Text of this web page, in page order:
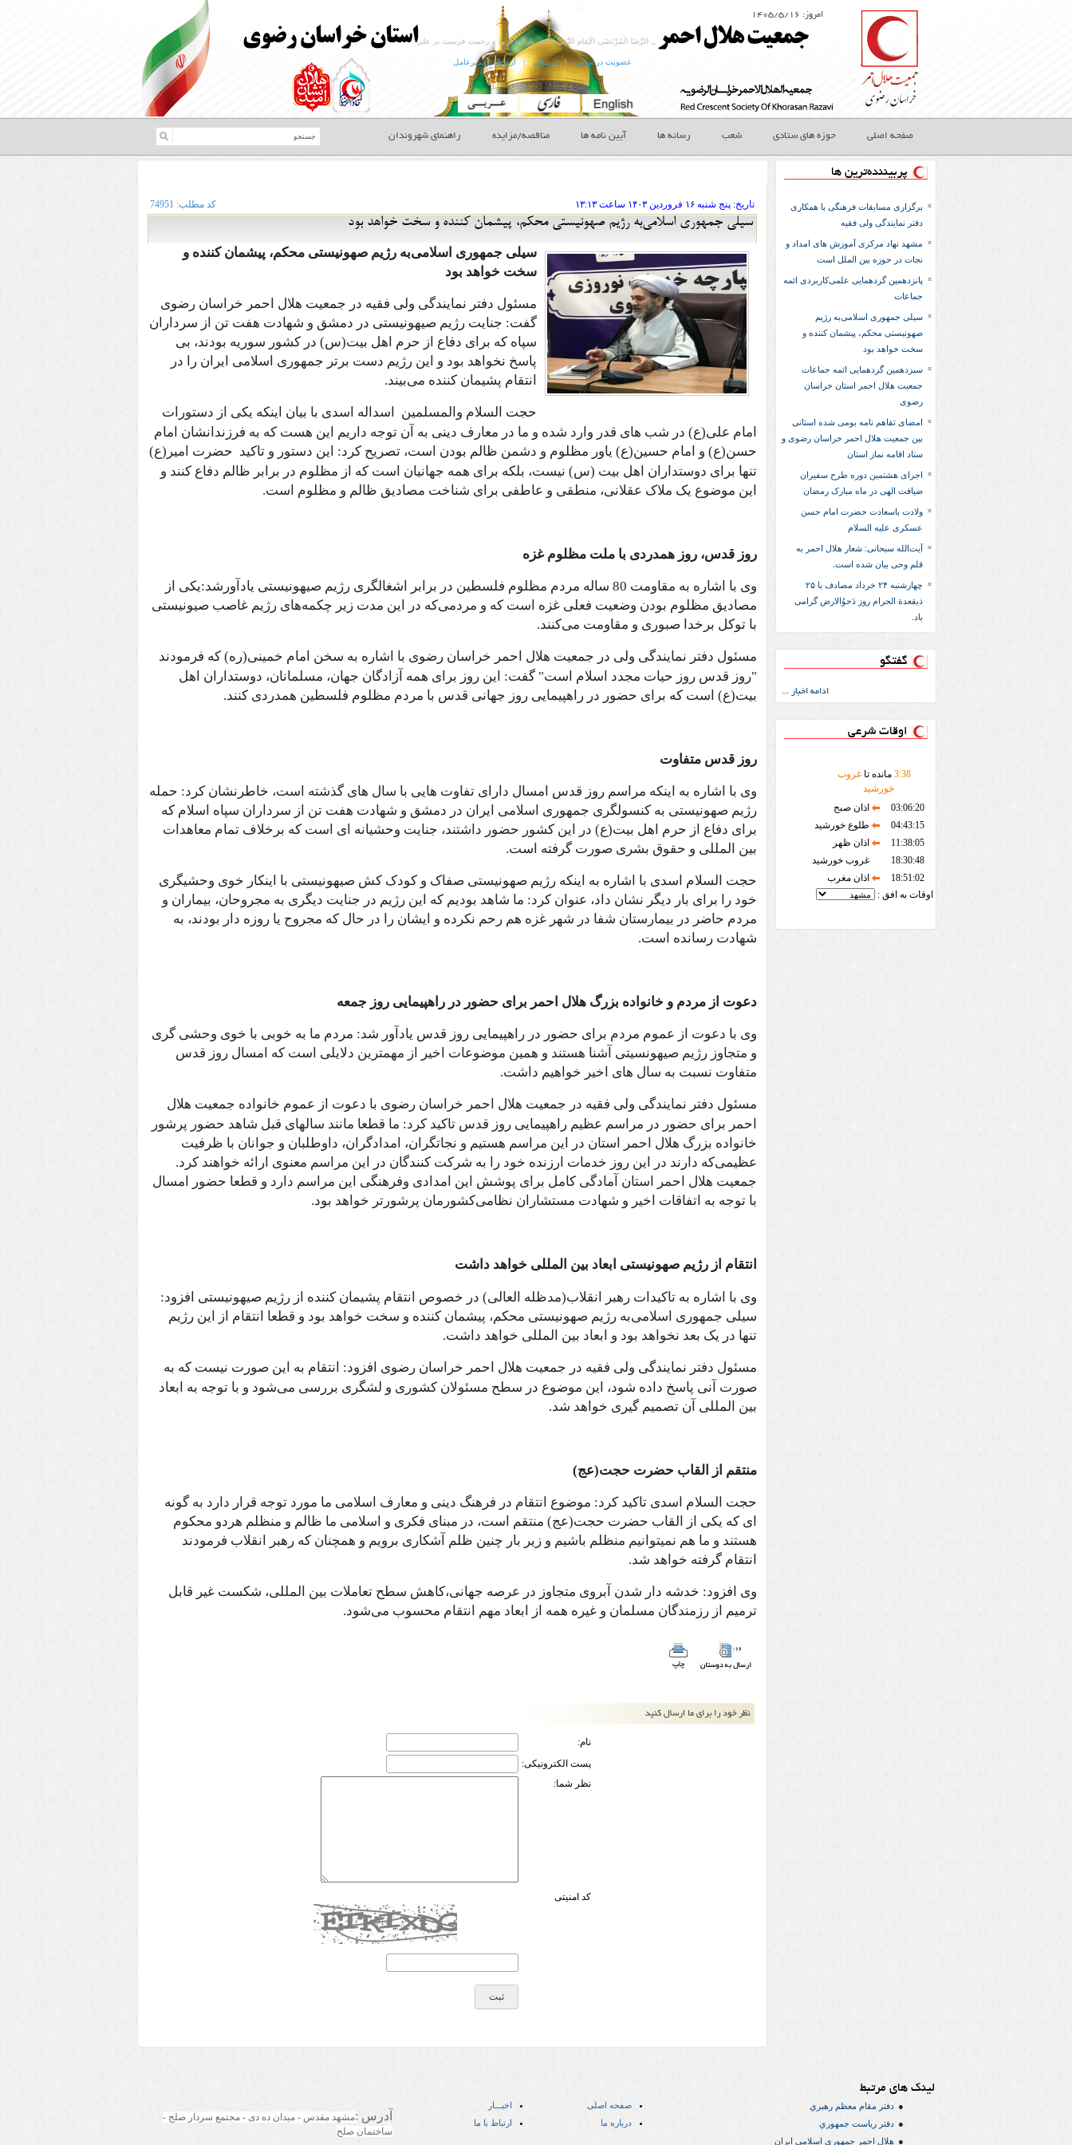
امروز: ۱۴۰۵/۵/۱۶
اللَّهُمَّ صَلِّ عَلَى عَلِيِّ بْنِ مُوسَى الرِّضَا الْمُرْتَضَى الْإِمَامِ التَّقِيِّ النَّقِيِ‏ بارالها درود و رحمت فرست بر على بن موسى الرضا پسنديده پيشواى پارسا و منزه وَ حُجَّتِكَ عَلَى مَنْ فَوْقَ الْأَرْضِ وَ مَنْ تَحْتَ الثَّرَى الصِّدِّيقِ الشَّهِيدِ و حجت تو بر هر كه روى زمين است و هر كه زير خاك بسيار راستگو و شهيد صَلاَةً كَثِيرَةً تَامَّةً زَاكِيَةً مُتَوَاصِلَةً مُتَوَاتِرَةً مُتَرَادِفَةً كَأَفْضَلِ مَا صَلَّيْتَ عَلَى أَحَدٍ مِنْ أَوْلِيَائِكَ‏ درود و رحمتى فراوان و كامل و با بركت و متصل و پيوست و پياپى و دنبال هم همچون بهترين رحمتى كه بر يكى از اوليائت فرستادى.
عضویت در سایت|پرسنلی|ارتباط با مدیرعامل
صفحه اصلی حوزه های ستادی شعب رسانه ها آیین نامه ها مناقصه/مزایده راهنمای شهروندان
پربیننده‌ترین ها
برگزاری مسابقات فرهنگی با همکاری
دفتر نمایندگی ولی فقیه
مشهد نهاد مرکزی آموزش های امداد و
نجات در حوزه بین الملل است
پانزدهمین گردهمایی علمی‌کاربردی ائمه
جماعات
سیلی جمهوری اسلامی‌به رژیم
صهونیستی محکم، پیشمان کننده و
سخت خواهد بود
سیزدهمین گردهمایی ائمه جماعات
جمعیت هلال احمر استان خراسان
رضوی
امضای تفاهم نامه بومی شده استانی
بین جمعیت هلال احمر خراسان رضوی و
ستاد اقامه نماز استان
اجرای هشتمین دوره طرح سفیران
ضیافت الهی در ماه مبارک رمضان
ولادت باسعادت حضرت امام حسن
عسکری علیه السلام
آیت‌الله سبحانی: شعار هلال احمر به
قلم وحی بیان شده است.
چهارشنبه ۲۴ خرداد مصادف با ۲۵
ذیقعدة الحرام روز دَحوُالارض گرامی
باد.
گفتگو
ادامه اخبار ...
اوقات شرعی
3:38 مانده تاغروب
خورشید
03:06:20
اذان صبح
04:43:15
طلوع خورشید
11:38:05
اذان ظهر
18:30:48
غروب خورشید
18:51:02
اذان مغرب
اوقات به افق :
تاريخ: ۱۴۰۳ پنج شنبه ۱۶ فروردين ساعت ۱۳:۱۳ کد مطلب: 74951
سیلی جمهوری اسلامی‌به رژیم صهونیستی محکم، پیشمان کننده و سخت خواهد بود
سیلی جمهوری اسلامی‌به رژیم صهونیستی محکم، پیشمان کننده و
سخت خواهد بود
مسئول دفتر نمایندگی ولی فقیه در جمعیت هلال احمر خراسان رضوی
گفت: جنایت رژیم صیهونیستی در دمشق و شهادت هفت تن از سرداران
سپاه که برای دفاع از حرم اهل بیت(س) در کشور سوریه بودند، بی
پاسخ نخواهد بود و این رژیم دست برتر جمهوری اسلامی ایران را در
انتقام پشیمان کننده می‌بیند.
حجت السلام والمسلمین
اسداله اسدی با بیان اینکه یکی از دستورات
امام علی(ع) در شب های قدر وارد شده و ما در معارف دینی به آن توجه داریم این هست که به فرزندانشان امام
حسن(ع) و امام حسین(ع) یاور مظلوم و دشمن ظالم بودن است، تصریح کرد: این دستور و تاکید حضرت امیر(ع)
تنها برای دوستداران اهل بیت (س) نیست، بلکه برای همه جهانیان است که از مظلوم در برابر ظالم دفاع کنند و
این موضوع یک ملاک عقلانی، منطقی و عاطفی برای شناخت مصادیق ظالم و مظلوم است.
روز قدس، روز همدردی با ملت مظلوم غزه
وی با اشاره به مقاومت 80 ساله مردم مظلوم فلسطین در برابر اشغالگری رژیم صیهونیستی یادآورشد:یکی از
مصادیق مظلوم بودن وضعیت فعلی غزه است که و مردمی‌که در این مدت زیر چکمه‌های رژیم غاصب صیونیستی
با توکل برخدا صبوری و مقاومت می‌کنند.
مسئول دفتر نمایندگی ولی در جمعیت هلال احمر خراسان رضوی با اشاره به سخن امام خمینی(ره) که فرمودند
"روز قدس روز حیات مجدد اسلام است" گفت: این روز برای همه آزادگان جهان، مسلمانان، دوستداران اهل
بیت(ع) است که برای حضور در راهپیمایی روز جهانی قدس با مردم مظلوم فلسطین همدردی کنند.
روز قدس متفاوت
وی با اشاره به اینکه مراسم روز قدس امسال دارای تفاوت هایی با سال های گذشته است، خاطرنشان کرد: حمله
رژیم صهونیستی به کنسولگری جمهوری اسلامی ایران در دمشق و شهادت هفت تن از سرداران سپاه اسلام که
برای دفاع از حرم اهل بیت(ع) در این کشور حضور داشتند، جنایت وحشیانه ای است که برخلاف تمام معاهدات
بین المللی و حقوق بشری صورت گرفته است.
حجت السلام اسدی با اشاره به اینکه رژیم صهونیستی صفاک و کودک کش صیهونیستی با اینکار خوی وحشیگری
خود را برای بار دیگر نشان داد، عنوان کرد: ما شاهد بودیم که این رژیم در جنایت دیگری به مجروحان، بیماران و
مردم حاضر در بیمارستان شفا در شهر غزه هم رحم نکرده و ایشان را در حال که مجروح یا روزه دار بودند، به
شهادت رسانده است.
دعوت از مردم و خانواده بزرگ هلال احمر برای حضور در راهپیمایی روز جمعه
وی با دعوت از عموم مردم برای حضور در راهپیمایی روز قدس یادآور شد: مردم ما به خوبی با خوی وحشی گری
و متجاوز رژیم صیهونسیتی آشنا هستند و همین موضوعات اخیر از مهمترین دلایلی است که امسال روز قدس
متفاوت نسبت به سال های اخیر خواهیم داشت.
مسئول دفتر نمایندگی ولی فقیه در جمعیت هلال احمر خراسان رضوی با دعوت از عموم خانواده جمعیت هلال
احمر برای حضور در مراسم عظیم راهپیمایی روز قدس تاکید کرد: ما قطعا مانند سالهای قبل شاهد حضور پرشور
خانواده بزرگ هلال احمر استان در این مراسم هستیم و نجاتگران، امدادگران، داوطلبان و جوانان با ظرفیت
عظیمی‌که دارند در این روز خدمات ارزنده خود را به شرکت کنندگان در این مراسم معنوی ارائه خواهند کرد.
جمعیت هلال احمر استان آمادگی کامل برای پوشش این امدادی وفرهنگی این مراسم دارد و قطعا حضور امسال
با توجه به اتفاقات اخیر و شهادت مستشاران نظامی‌کشورمان پرشورتر خواهد بود.
انتقام از رژیم صهونیستی ابعاد بین المللی خواهد داشت
وی با اشاره به تاکیدات رهبر انقلاب(مدظله العالی) در خصوص انتقام پشیمان کننده از رژیم صیهونیستی افزود:
سیلی جمهوری اسلامی‌به رژیم صهونیستی محکم، پیشمان کننده و سخت خواهد بود و قطعا انتقام از این رژیم
تنها در یک بعد نخواهد بود و ابعاد بین المللی خواهد داشت.
مسئول دفتر نمایندگی ولی فقیه در جمعیت هلال احمر خراسان رضوی افزود: انتقام به این صورت نیست که به
صورت آنی پاسخ داده شود، این موضوع در سطح مسئولان کشوری و لشگری بررسی می‌شود و با توجه به ابعاد
بین المللی آن تصمیم گیری خواهد شد.
منتقم از القاب حضرت حجت(عج)
حجت السلام اسدی تاکید کرد: موضوع انتقام در فرهنگ دینی و معارف اسلامی ما مورد توجه قرار دارد به گونه
ای که یکی از القاب حضرت حجت(عج) منتقم است، در مبنای فکری و اسلامی ما ظالم و منظلم هردو محکوم
هستند و ما هم نمیتوانیم منظلم باشیم و زیر بار چنین ظلم آشکاری برویم و همچنان که رهبر انقلاب فرمودند
انتقام گرفته خواهد شد.
وی افزود: خدشه دار شدن آبروی متجاوز در عرصه جهانی،کاهش سطح تعاملات بین المللی، شکست غیر قابل
ترمیم از رزمندگان مسلمان و غیره همه از ابعاد مهم انتقام محسوب می‌شود.
نام:
پست الکترونیکی:
نظر شما:
کد امنیتی
لینک های مرتبط
دفتر مقام معظم رهبري
دفتر رياست جمهوري
هلال احمر جمهوري اسلامي ايران
صفحه اصلی
اخبـــار
درباره ما
ارتباط با ما آدرس :
ساختمان صلح